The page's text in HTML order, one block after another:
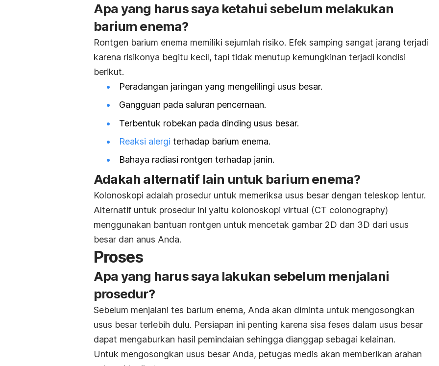
Apa yang harus saya ketahui sebelum melakukan
barium enema?
Rontgen barium enema memiliki sejumlah risiko. Efek samping sangat jarang terjadi
karena risikonya begitu kecil, tapi tidak menutup kemungkinan terjadi kondisi
berikut.
Peradangan jaringan yang mengelilingi usus besar.
Gangguan pada saluran pencernaan.
Terbentuk robekan pada dinding usus besar.
Reaksi alergi terhadap barium enema.
Bahaya radiasi rontgen terhadap janin.
Adakah alternatif lain untuk barium enema?
Kolonoskopi adalah prosedur untuk memeriksa usus besar dengan teleskop lentur.
Alternatif untuk prosedur ini yaitu kolonoskopi virtual (CT colonography)
menggunakan bantuan rontgen untuk mencetak gambar 2D dan 3D dari usus
besar dan anus Anda.
Proses
Apa yang harus saya lakukan sebelum menjalani
prosedur?
Sebelum menjalani tes barium enema, Anda akan diminta untuk mengosongkan
usus besar terlebih dulu. Persiapan ini penting karena sisa feses dalam usus besar
dapat mengaburkan hasil pemindaian sehingga dianggap sebagai kelainan.
Untuk mengosongkan usus besar Anda, petugas medis akan memberikan arahan